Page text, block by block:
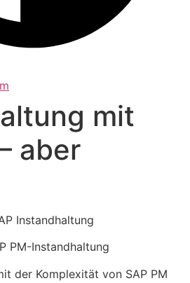
mit
aber
Instandhaltung
PM-Instandhaltung
der Komplexität von SAP PM